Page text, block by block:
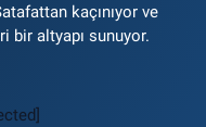
kaçınıyor ve
bir altyapı sunuyor.